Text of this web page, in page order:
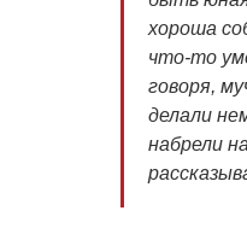
хороша
что-то
говоря,
делали
набрели